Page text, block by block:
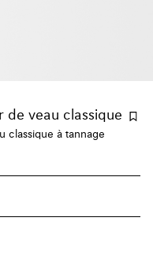
de veau classique
classique à tannage